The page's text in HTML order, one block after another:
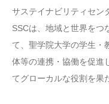
サステイナビリティセン
SSCは、地域と世界をつ
て、聖学院大学の学生・
体等の連携・協働を促進
てグローカルな役割を果